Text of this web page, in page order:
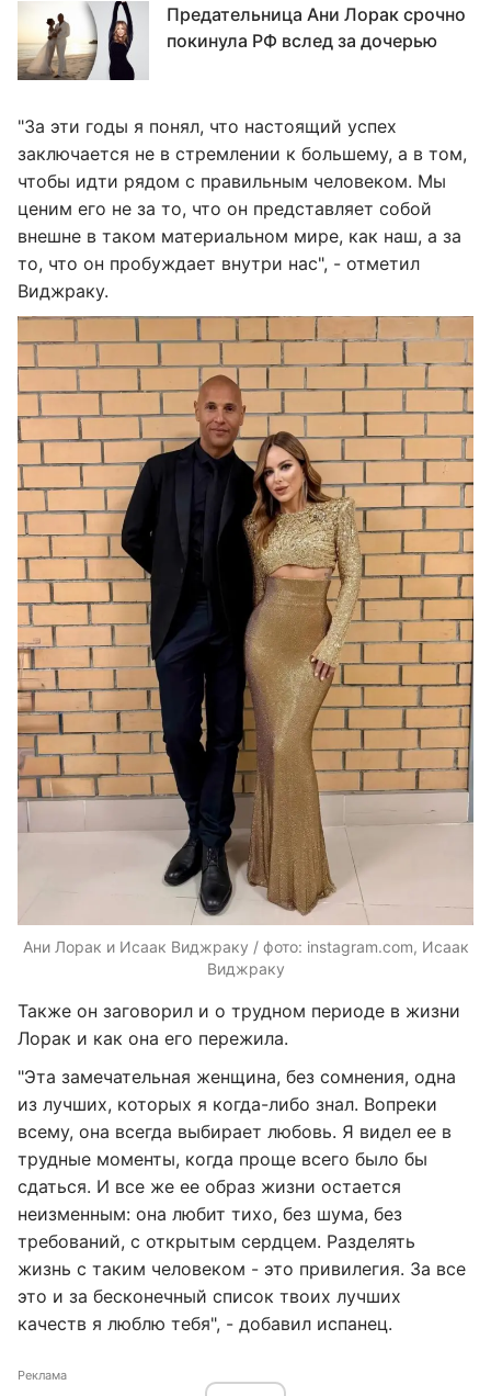
Предательница Ани Лорак срочно
покинула РФ вслед за дочерью
"За эти годы я понял, что настоящий успех
заключается не в стремлении к большему, а в том,
чтобы идти рядом с правильным человеком. Мы
ценим его не за то, что он представляет собой
внешне в таком материальном мире, как наш, а за
то, что он пробуждает внутри нас", - отметил
Виджраку.
Ани Лорак и Исаак Виджраку / фото: instagram.com, Исаак
Виджраку
Также он заговорил и о трудном периоде в жизни
Лорак и как она его пережила.
"Эта замечательная женщина, без сомнения, одна
из лучших, которых я когда-либо знал. Вопреки
всему, она всегда выбирает любовь. Я видел ее в
трудные моменты, когда проще всего было бы
сдаться. И все же ее образ жизни остается
неизменным: она любит тихо, без шума, без
требований, с открытым сердцем. Разделять
жизнь с таким человеком - это привилегия. За все
это и за бесконечный список твоих лучших
качеств я люблю тебя", - добавил испанец.
Реклама